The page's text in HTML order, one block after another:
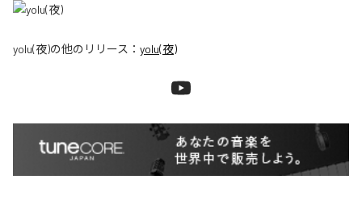
yolu(夜)の他のリリース： yolu(夜)